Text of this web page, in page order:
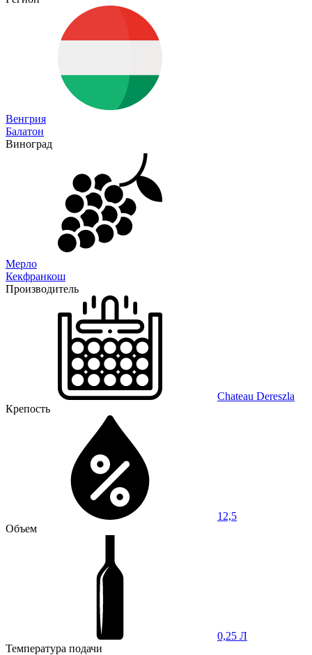
Венгрия
Балатон
Виноград
Мерло
Кекфранкош
Производитель
Chateau Dereszla
Крепость
12,5
Объем
0,25 Л
Температура подачи